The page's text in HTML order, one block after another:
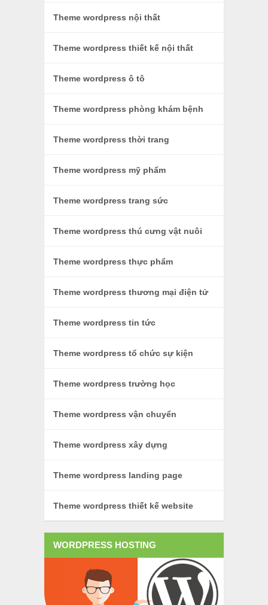
Theme wordpress nội thất
Theme wordpress thiết kế nội thất
Theme wordpress ô tô
Theme wordpress phòng khám bệnh
Theme wordpress thời trang
Theme wordpress mỹ phẩm
Theme wordpress trang sức
Theme wordpress thú cưng vật nuôi
Theme wordpress thực phẩm
Theme wordpress thương mại điện tử
Theme wordpress tin tức
Theme wordpress tổ chức sự kiện
Theme wordpress trường học
Theme wordpress vận chuyển
Theme wordpress xây dựng
Theme wordpress landing page
Theme wordpress thiết kế website
WORDPRESS HOSTING